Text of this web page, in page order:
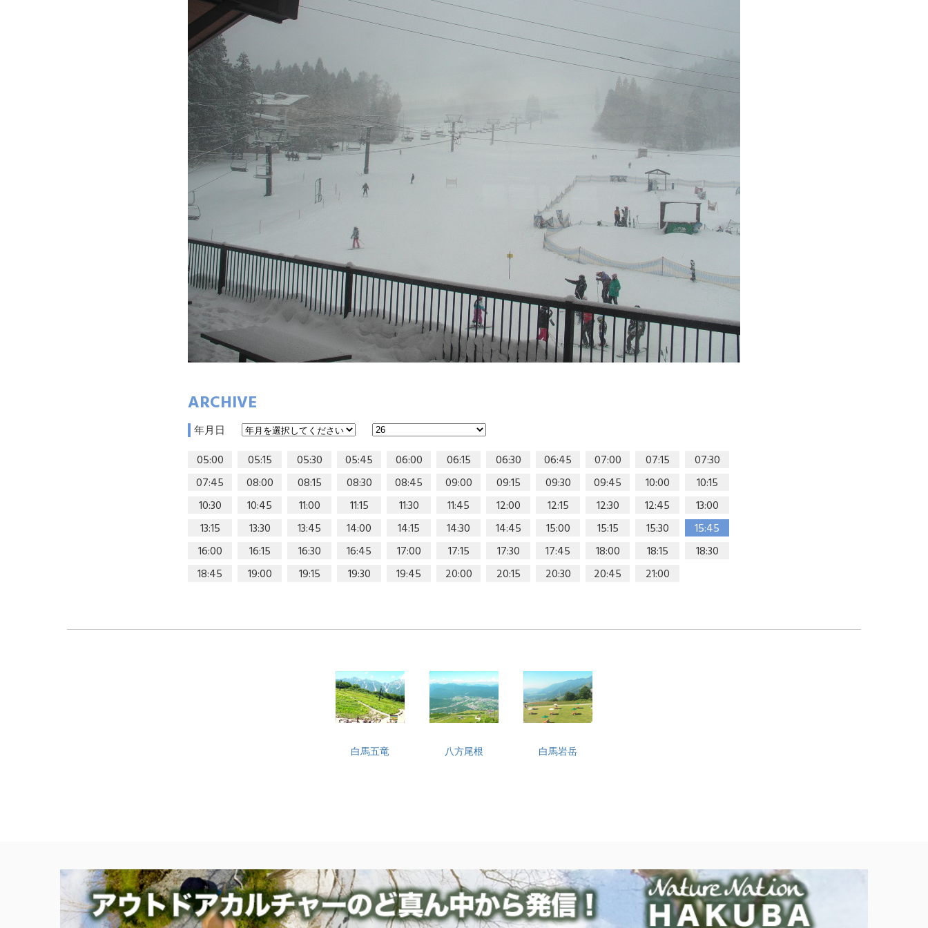
ARCHIVE
年月日
05:00 05:15 05:30 05:45 06:00 06:15 06:30 06:45 07:00 07:15
07:30
07:45
08:00 08:15 08:30 08:45 09:00 09:15 09:30 09:45 10:00
10:15
10:30
10:45 11:00 11:15 11:30 11:45 12:00 12:15 12:30 12:45
13:00
13:15
13:30 13:45 14:00 14:15 14:30 14:45 15:00 15:15 15:30
15:45
16:00
16:15 16:30 16:45 17:00 17:15 17:30 17:45 18:00 18:15
18:30
18:45
19:00 19:15 19:30 19:45 20:00 20:15 20:30 20:45 21:00
白馬五竜 八方尾根 白馬岩岳